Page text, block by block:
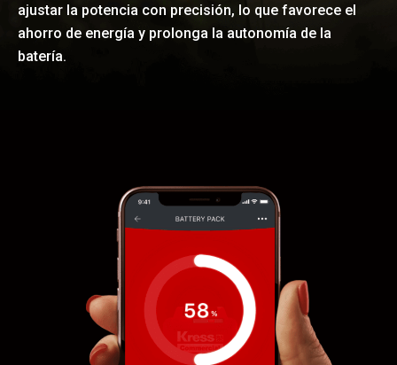
ajustar la potencia con precisión, lo que favorece el
ahorro de energía y prolonga la autonomía de la
batería.